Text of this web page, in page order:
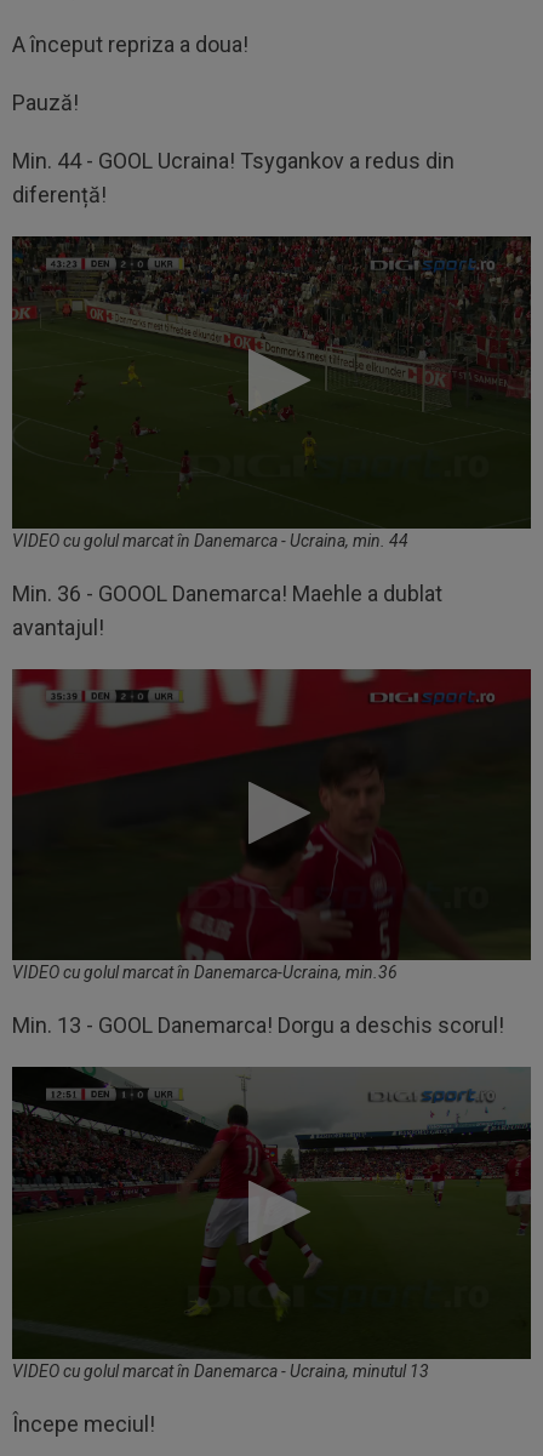
A început repriza a doua!
Pauză!
Min. 44 - GOOL Ucraina! Tsygankov a redus din
diferență!
VIDEO cu golul marcat în Danemarca - Ucraina, min. 44
Min. 36 - GOOOL Danemarca! Maehle a dublat
avantajul!
VIDEO cu golul marcat în Danemarca-Ucraina, min.36
Min. 13 - GOOL Danemarca! Dorgu a deschis scorul!
VIDEO cu golul marcat în Danemarca - Ucraina, minutul 13
Începe meciul!